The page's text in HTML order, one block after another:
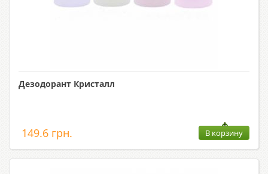
Дезодорант Кристалл
149.6 грн. В корзину